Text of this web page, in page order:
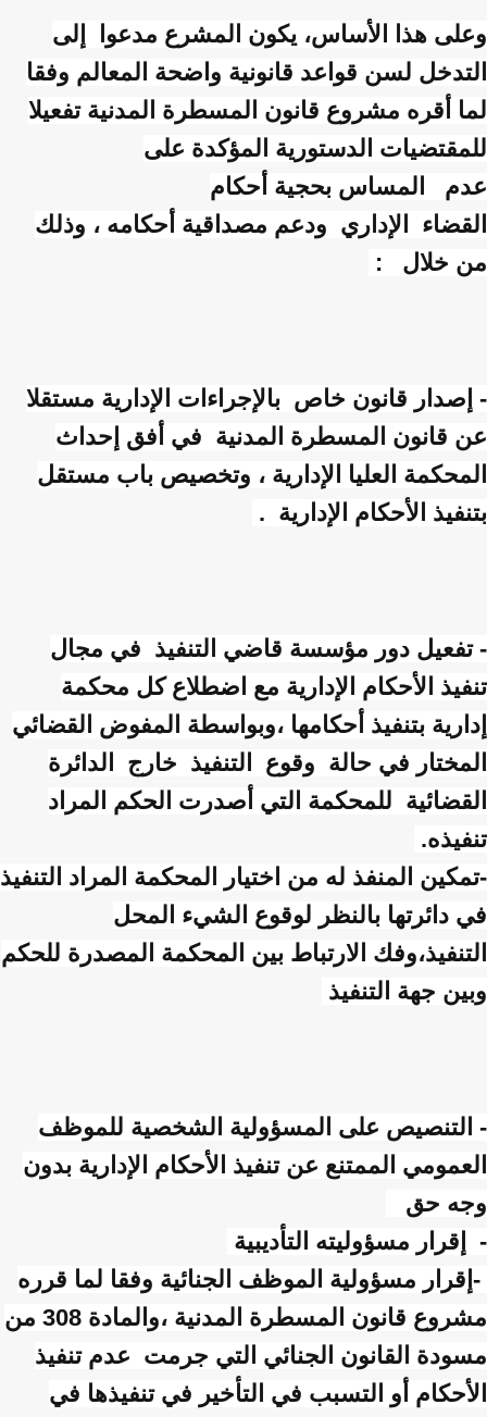
وعلى هذا الأساس، يكون المشرع مدعوا إلى
التدخل لسن قواعد قانونية واضحة المعالم وفقا
لما أقره مشروع قانون المسطرة المدنية تفعيلا
للمقتضيات الدستورية المؤكدة على
عدم المساس بحجية أحكام
القضاء الإداري ودعم مصداقية أحكامه ، وذلك
من خلال :
- إصدار قانون خاص بالإجراءات الإدارية مستقلا
عن قانون المسطرة المدنية في أفق إحداث
المحكمة العليا الإدارية ، وتخصيص باب مستقل
بتنفيذ الأحكام الإدارية .
- تفعيل دور مؤسسة قاضي التنفيذ في مجال
تنفيذ الأحكام الإدارية مع اضطلاع كل محكمة
إدارية بتنفيذ أحكامها ،وبواسطة المفوض القضائي
المختار في حالة وقوع التنفيذ خارج الدائرة
القضائية للمحكمة التي أصدرت الحكم المراد
تنفيذه.
-تمكين المنفذ له من اختيار المحكمة المراد التنفيذ
في دائرتها بالنظر لوقوع الشيء المحل
التنفيذ،وفك الارتباط بين المحكمة المصدرة للحكم
وبين جهة التنفيذ
- التنصيص على المسؤولية الشخصية للموظف
العمومي الممتنع عن تنفيذ الأحكام الإدارية بدون
وجه حق
- إقرار مسؤوليته التأديبية
-إقرار مسؤولية الموظف الجنائية وفقا لما قرره
مشروع قانون المسطرة المدنية ،والمادة 308 من
مسودة القانون الجنائي التي جرمت عدم تنفيذ
الأحكام أو التسبب في التأخير في تنفيذها في